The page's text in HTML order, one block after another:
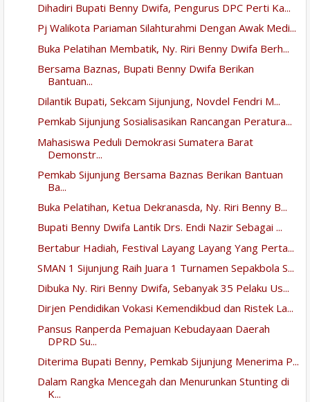
Dihadiri Bupati Benny Dwifa, Pengurus DPC Perti Ka...
Pj Walikota Pariaman Silahturahmi Dengan Awak Medi...
Buka Pelatihan Membatik, Ny. Riri Benny Dwifa Berh...
Bersama Baznas, Bupati Benny Dwifa Berikan
Bantuan...
Dilantik Bupati, Sekcam Sijunjung, Novdel Fendri M...
Pemkab Sijunjung Sosialisasikan Rancangan Peratura...
Mahasiswa Peduli Demokrasi Sumatera Barat
Demonstr...
Pemkab Sijunjung Bersama Baznas Berikan Bantuan
Ba...
Buka Pelatihan, Ketua Dekranasda, Ny. Riri Benny B...
Bupati Benny Dwifa Lantik Drs. Endi Nazir Sebagai ...
Bertabur Hadiah, Festival Layang Layang Yang Perta...
SMAN 1 Sijunjung Raih Juara 1 Turnamen Sepakbola S...
Dibuka Ny. Riri Benny Dwifa, Sebanyak 35 Pelaku Us...
Dirjen Pendidikan Vokasi Kemendikbud dan Ristek La...
Pansus Ranperda Pemajuan Kebudayaan Daerah
DPRD Su...
Diterima Bupati Benny, Pemkab Sijunjung Menerima P...
Dalam Rangka Mencegah dan Menurunkan Stunting di
K...